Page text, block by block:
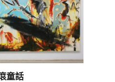
童話